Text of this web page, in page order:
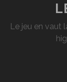
Le jeu en vaut